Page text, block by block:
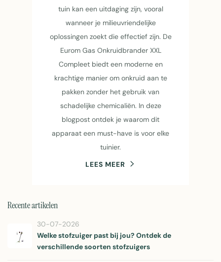
tuin kan een uitdaging zijn, vooral
wanneer je milieuvriendelijke
oplossingen zoekt die effectief zijn. De
Eurom Gas Onkruidbrander XXL
Compleet biedt een moderne en
krachtige manier om onkruid aan te
pakken zonder het gebruik van
schadelijke chemicaliën. In deze
blogpost ontdek je waarom dit
apparaat een must-have is voor elke
tuinier.
LEES MEER
Recente artikelen
30-07-2026
Welke stofzuiger past bij jou? Ontdek de
verschillende soorten stofzuigers